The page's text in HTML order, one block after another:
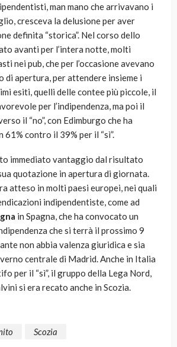
man mano che arrivavano i
cresceva la delusione per aver
definita “storica”. Nel corso dello
avanti per l’intera notte, molti
nei pub, che per l’occasione avevano
di apertura, per attendere insieme i
esiti, quelli delle contee più piccole, il
per l’indipendenza, ma poi il
il “no”, con Edimburgo che ha
contro il 39% per il “sì”.
immediato vantaggio dal risultato
quotazione in apertura di giornata.
atteso in molti paesi europei, nei quali
indipendentiste, come ad
in Spagna, che ha convocato un
che si terrà il prossimo 9
non abbia valenza giuridica e sia
centrale di Madrid. Anche in Italia
per il “sì”, il gruppo della Lega Nord,
si era recato anche in Scozia.
Scozia